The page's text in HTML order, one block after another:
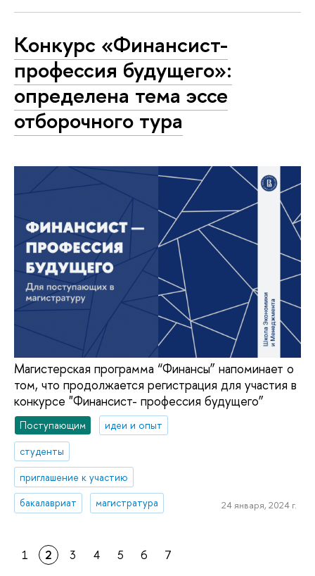
Конкурс «Финансист-
профессия будущего»:
определена тема эссе
отборочного тура
Магистерская программа “Финансы” напоминает о
том, что продолжается регистрация для участия в
конкурсе "Финансист- профессия будущего”
Поступающим
идеи и опыт
студенты
приглашение к участию
бакалавриат
магистратура 24 января, 2024 г.
1 2 3 4 5 6 7